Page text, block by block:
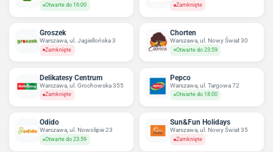
Otwarte do 16:00 Zamknięte
Groszek
Warszawa, ul. Jagiellońska 3
Zamknięte
Chorten
Warszawa, ul. Nowy Świat 30
Otwarte do 23:59
Delikatesy Centrum
Warszawa, ul. Grochowska 355
Zamknięte
Pepco
Warszawa, ul. Targowa 72
Otwarte do 18:00
Odido
Warszawa, ul. Nowolipie 23
Otwarte do 23:59
Sun&Fun Holidays
Warszawa, ul. Nowy Świat 35
Zamknięte